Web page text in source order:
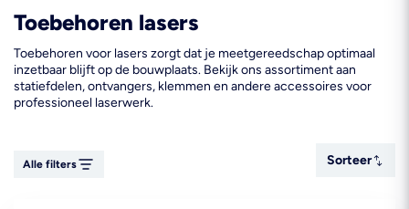
Toebehoren lasers
Toebehoren voor lasers zorgt dat je meetgereedschap optimaal
inzetbaar blijft op de bouwplaats. Bekijk ons assortiment aan
statiefdelen, ontvangers, klemmen en andere accessoires voor
professioneel laserwerk.
Alle filters
Sorteer
Sorteer